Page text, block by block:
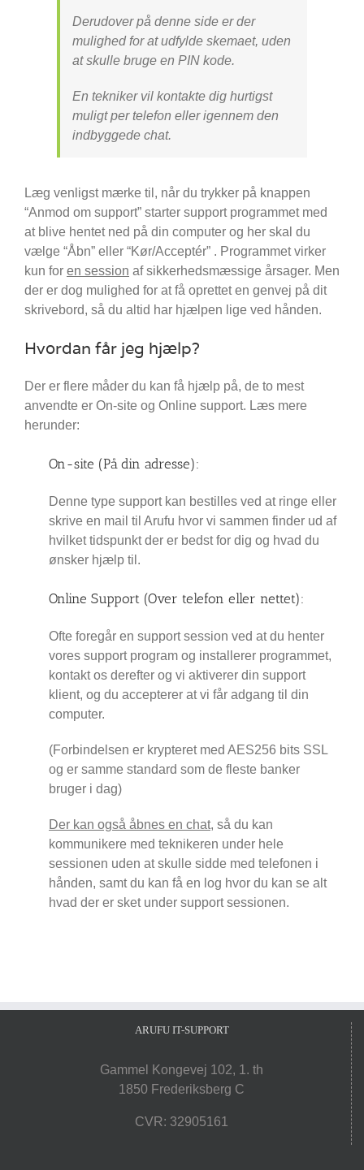
Derudover på denne side er der
mulighed for at udfylde skemaet, uden
at skulle bruge en PIN kode.
En tekniker vil kontakte dig hurtigst
muligt per telefon eller igennem den
indbyggede chat.
Læg venligst mærke til, når du trykker på knappen
“Anmod om support” starter support programmet med
at blive hentet ned på din computer og her skal du
vælge “Åbn” eller “Kør/Acceptér” . Programmet virker
kun for en session af sikkerhedsmæssige årsager. Men
der er dog mulighed for at få oprettet en genvej på dit
skrivebord, så du altid har hjælpen lige ved hånden.
Hvordan får jeg hjælp?
Der er flere måder du kan få hjælp på, de to mest
anvendte er On-site og Online support. Læs mere
herunder:
On-site (På din adresse):
Denne type support kan bestilles ved at ringe eller
skrive en mail til Arufu hvor vi sammen finder ud af
hvilket tidspunkt der er bedst for dig og hvad du
ønsker hjælp til.
Online Support (Over telefon eller nettet):
Ofte foregår en support session ved at du henter
vores support program og installerer programmet,
kontakt os derefter og vi aktiverer din support
klient, og du accepterer at vi får adgang til din
computer.
(Forbindelsen er krypteret med AES256 bits SSL
og er samme standard som de fleste banker
bruger i dag)
Der kan også åbnes en chat, så du kan
kommunikere med teknikeren under hele
sessionen uden at skulle sidde med telefonen i
hånden, samt du kan få en log hvor du kan se alt
hvad der er sket under support sessionen.
ARUFU IT-SUPPORT
Gammel Kongevej 102, 1. th
1850 Frederiksberg C
CVR: 32905161